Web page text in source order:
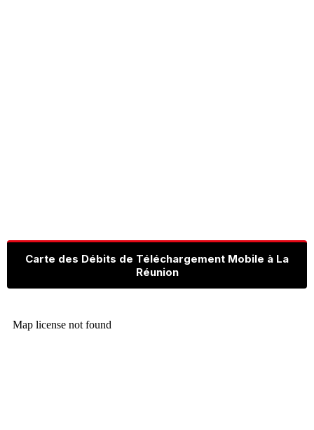
Carte des Débits de Téléchargement Mobile à La
Réunion